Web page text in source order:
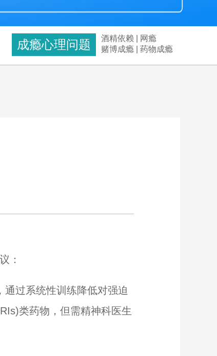
成瘾心理问题 酒精依赖
网瘾
赌博成瘾
药物成瘾
：
过系统性训练降低对强迫
类药物，但需精神科医生